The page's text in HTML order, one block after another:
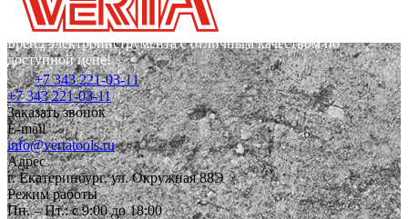
Бренд электроинструмента с отличным качеством по
доступной цене!
+7 343 221-03-11
+7 343 221-03-11
Заказать звонок
E-mail
info@vertatools.ru
Адрес
г. Екатеринбург, ул. Окружная 88Э
Режим работы
Пн. – Пт.: с 9:00 до 18:00